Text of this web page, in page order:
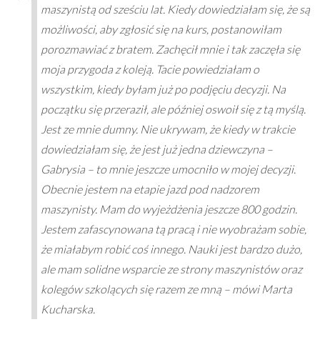
maszynistą od sześciu lat. Kiedy dowiedziałam się, że są
możliwości, aby zgłosić się na kurs, postanowiłam
porozmawiać z bratem. Zachęcił mnie i tak zaczęła się
moja przygoda z koleją. Tacie powiedziałam o
wszystkim, kiedy byłam już po podjęciu decyzji. Na
początku się przeraził, ale później oswoił się z tą myślą.
Jest ze mnie dumny. Nie ukrywam, że kiedy w trakcie
dowiedziałam się, że jest już jedna dziewczyna –
Gabrysia – to mnie jeszcze umocniło w mojej decyzji.
Obecnie jestem na etapie jazd pod nadzorem
maszynisty. Mam do wyjeżdżenia jeszcze 800 godzin.
Jestem zafascynowana tą pracą i nie wyobrażam sobie,
że miałabym robić coś innego. Nauki jest bardzo dużo,
ale mam solidne wsparcie ze strony maszynistów oraz
kolegów szkolących się razem ze mną – mówi Marta
Kucharska.